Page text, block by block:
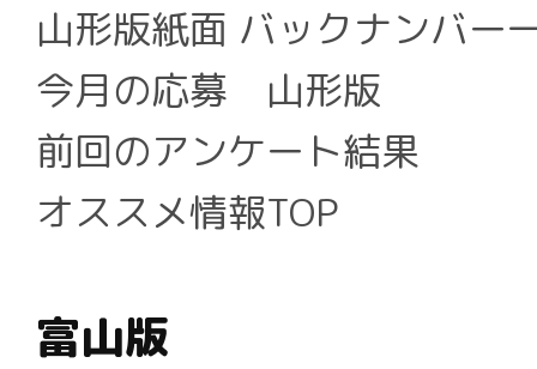
山形版紙面 バックナンバー
今月の応募 山形版
前回のアンケート結果
オススメ情報TOP
富山版